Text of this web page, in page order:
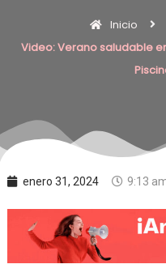
Inicio
Video: Verano saludable
enero 31, 2024 9:13